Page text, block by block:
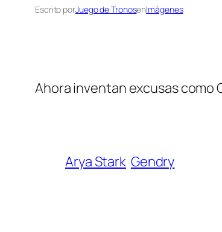
Escrito porJuego de TronosenImágenes
Ahora inventan excusas como
Arya Stark Gendry